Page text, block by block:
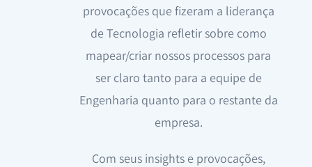
provocações que fizeram a liderança
de Tecnologia refletir sobre como
mapear/criar nossos processos para
ser claro tanto para a equipe de
Engenharia quanto para o restante da
empresa.
Com seus insights e provocações,